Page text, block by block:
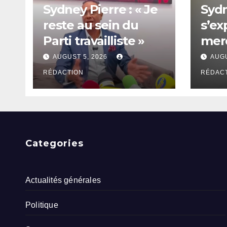
Sydney Pierre : « Je
reste au sein du
Parti travailliste »
AUGUST 5, 2026
RÉDACTION
Categories
Actualités générales
Politique